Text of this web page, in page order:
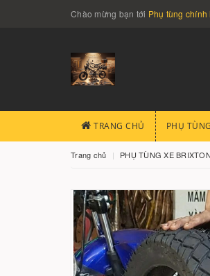
Chào mừng bạn tới Phụ tùng
TRANG CHỦ PHỤ
Trang chủ PHỤ TÙNG XE BRIXTON